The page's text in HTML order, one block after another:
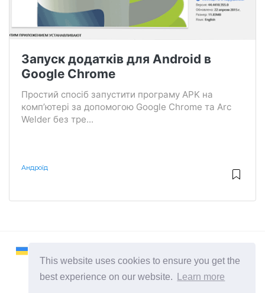
This website uses cookies to ensure you get the
best experience on our website.
Learn more
Запуск додатків для Android в
Google Chrome
Простий спосіб запустити програму APK на
комп’ютері за допомогою Google Chrome та Arc
Welder без тре...
Андроїд